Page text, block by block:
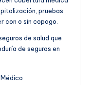
pruebas
con o sin copago.
de salud que
de seguros en
Médico